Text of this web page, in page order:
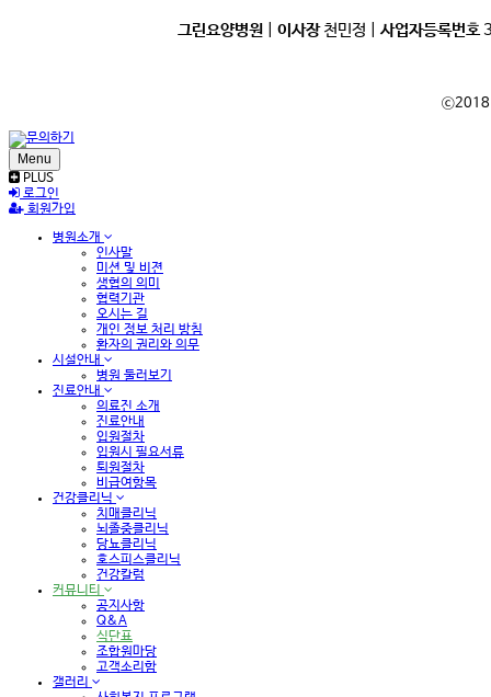
그린요양병원 이사장천민정 | 사업자등록번호
ⓒ2018
Menu
PLUS
로그인
회원가입
병원소개
인사말
미션 및 비젼
생협의 의미
협력기관
오시는 길
개인 정보 처리 방침
환자의 권리와 의무
시설안내
병원 둘러보기
진료안내
의료진 소개
진료안내
입원절차
입원시 필요서류
퇴원절차
비급여항목
건강클리닉
치매클리닉
뇌졸중클리닉
당뇨클리닉
호스피스클리닉
건강칼럼
커뮤니티
공지사항
Q&A
식단표
조합원마당
고객소리함
갤러리